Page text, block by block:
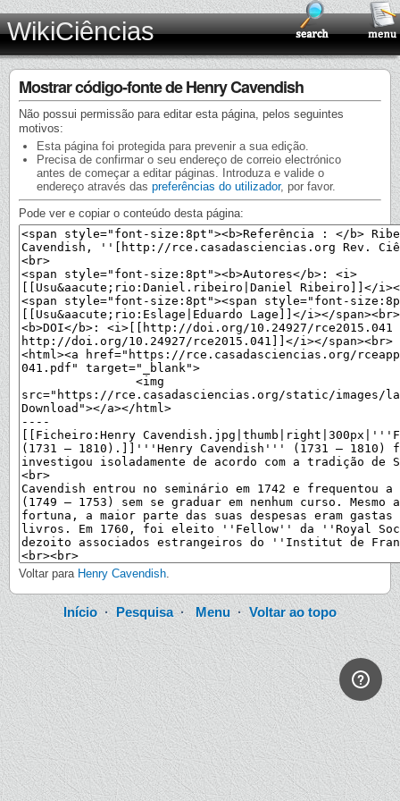
WikiCiências
Mostrar código-fonte de Henry Cavendish
Não possui permissão para editar esta página, pelos seguintes
motivos:
Esta página foi protegida para prevenir a sua edição.
Precisa de confirmar o seu endereço de correio electrónico
antes de começar a editar páginas. Introduza e valide o
endereço através das preferências do utilizador, por favor.
Pode ver e copiar o conteúdo desta página:
Voltar para Henry Cavendish.
Início·Pesquisa·Menu ·Voltar ao topo